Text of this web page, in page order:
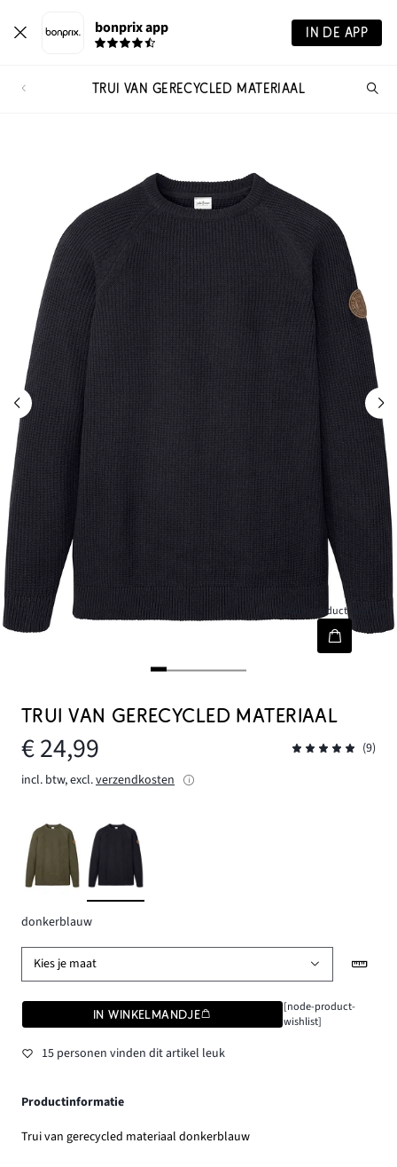
bonprix app IN DE APP
TRUI VAN GERECYCLED MATERIAAL
[node-product-wishlist]
TRUI VAN GERECYCLED MATERIAAL
€ 24,99
(9)
incl. btw, excl.verzendkosten
donkerblauw
Kies je maat
IN WINKELMANDJE
[node-product-
wishlist]
15 personen vinden dit artikel leuk
Productinformatie
Trui van gerecycled materiaal donkerblauw